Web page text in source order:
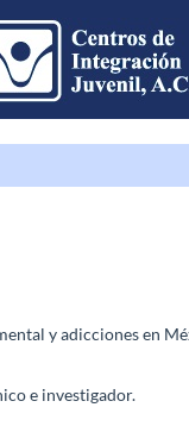
y adicciones en
e investigador.